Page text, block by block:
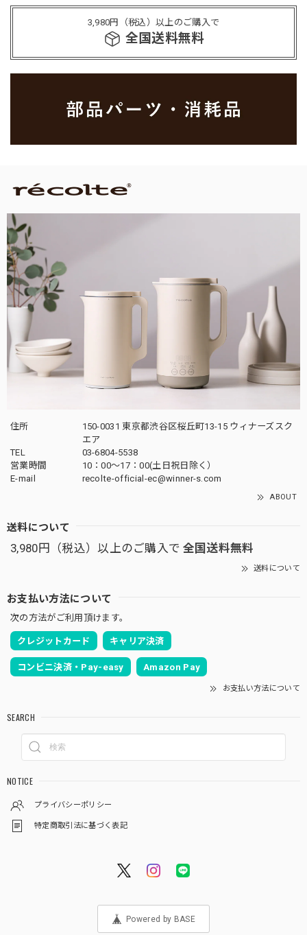
3,980円（税込）以上のご購入で
全国送料無料
住所
150-0031 東京都渋谷区桜丘町13-15 ウィナーズスク
エア
TEL
03-6804-5538
営業時間
10：00〜17：00(土日祝日除く）
E-mail
recolte-official-ec@winner-s.com
ABOUT
送料について
3,980円（税込）以上のご購入で 全国送料無料
送料について
お支払い方法について
次の方法がご利用頂けます。
クレジットカード キャリア決済
コンビニ決済・Pay-easy Amazon Pay
お支払い方法について
SEARCH
NOTICE
プライバシーポリシー
特定商取引法に基づく表記
Powered by BASE